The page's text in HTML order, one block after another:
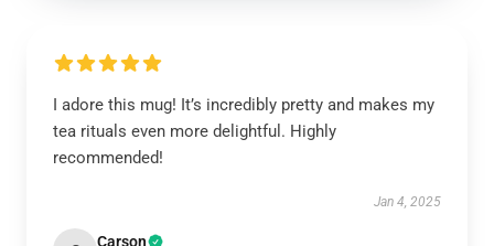
I adore this mug! It’s incredibly pretty and makes my
tea rituals even more delightful. Highly
recommended!
Jan 4, 2025
Carson